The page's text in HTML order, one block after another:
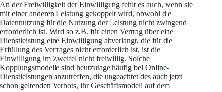
An der Freiwilligkeit der Einwilligung fehlt es auch, wenn sie
mit einer anderen Leistung gekoppelt wird, obwohl die
Datennutzung für die Nutzung der Leistung nicht zwingend
erforderlich ist. Wird so z.B. für einen Vertrag über eine
Dienstleistung eine Einwilligung abverlangt, die für die
Erfüllung des Vertrages nicht erforderlich ist, ist die
Einwilligung im Zweifel nicht freiwillig. Solche
Kopplungsmodelle sind heutzutage häufig bei Online-
Dienstleistungen anzutreffen, die ungeachtet des auch jetzt
schon geltenden Verbots, ihr Geschäftsmodell auf dem